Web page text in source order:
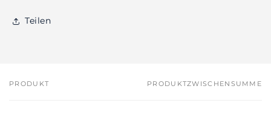
Teilen
Dein
PRODUKT PRODUKTZWISCHENSUMME